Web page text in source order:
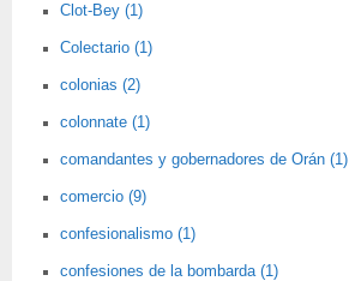
Clot-Bey (1)
Colectario (1)
colonias (2)
colonnate (1)
comandantes y gobernadores de Orán (1)
comercio (9)
confesionalismo (1)
confesiones de la bombarda (1)